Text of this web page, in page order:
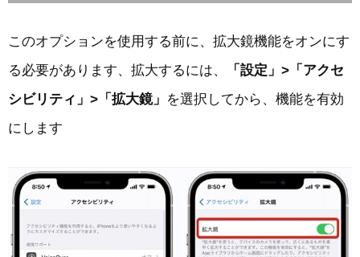
このオプションを使用する前に、拡大鏡機能をオンにす
る必要があります、拡大するには、
「設定」>「アクセ
シビリティ」>「拡大鏡」 を選択してから、機能を有効
にします